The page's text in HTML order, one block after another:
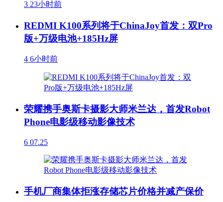
3 23小时前
REDMI K100系列将于ChinaJoy首发：双Pro
版+万级电池+185Hz屏
4 6小时前
荣耀携手奥斯卡摄影大师米兰达，首发Robot
Phone电影级移动影像技术
6 07.25
手机厂商集体拒涨存储芯片价格并减产保价